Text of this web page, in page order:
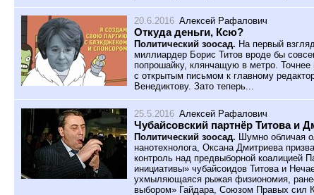
20.6.2016 Алексей Рафалович
Откуда деньги, Ксю?
Политический зоосад. На первый
миллиардер Борис Титов вроде бы
попрошайку, клянчащую в метро. Точнее
с открытым письмом к главному
Венедиктову. Зато теперь...
25.5.2016 Алексей Рафалович
Чубайсовский партнёр Титова и
Политический зоосад. Шумно обличая
нанотехнолога, Оксана Дмитриева
контроль над предвыборной коалицией
инициативы» чубайсоидов Титова и
ухмыляющаяся рыжая физиономия,
выбором» Гайдара, Союзом Правых сил